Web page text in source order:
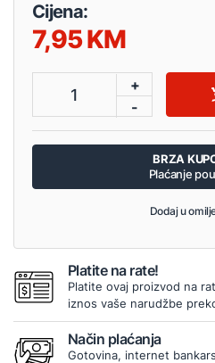
Cijena:
7,95
1
+
-
BRZA
Plaćanje
Dodaj u
Platite na rate!
Platite ovaj proizvod na
iznos vaše narudžbe
Način plaćanja
Gotovina, internet